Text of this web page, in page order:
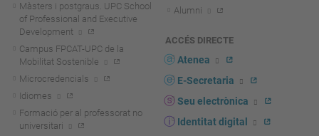
Màsters i postgraus. UPC School
of Professional and Executive
Development
Campus FPCAT-UPC de la
Mobilitat Sostenible
Microcredencials
Idiomes
Formació per al professorat no
universitari
Alumni
ACCÉS DIRECTE
Atenea
E-Secretaria
Seu electrònica
Identitat digital